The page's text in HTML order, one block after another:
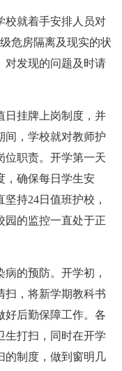
校就着手安排人员对
危房隔离及现实的状
对发现的问题及时请
日挂牌上岗制度，并
间，学校就对教师护
位职责。开学第一天
，确保每日学生安
持24日值班护校，
园的监控一直处于正
的预防。开学初，
扫，将新学期教科书
好后勤保障工作。各
生打扫，同时在开学
的制度，做到窗明几